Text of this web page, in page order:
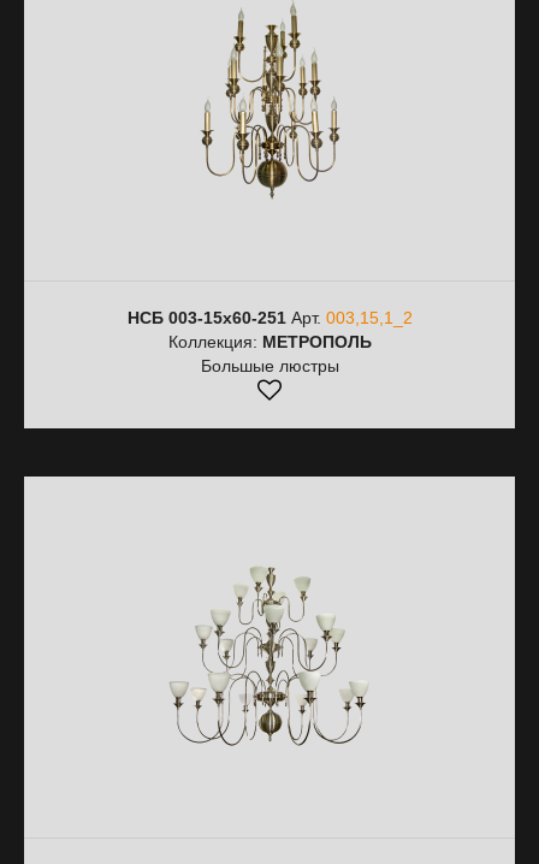
НСБ 003-15х60-251Арт. 003,15,1_2
Коллекция: МЕТРОПОЛЬ
Большые люстры